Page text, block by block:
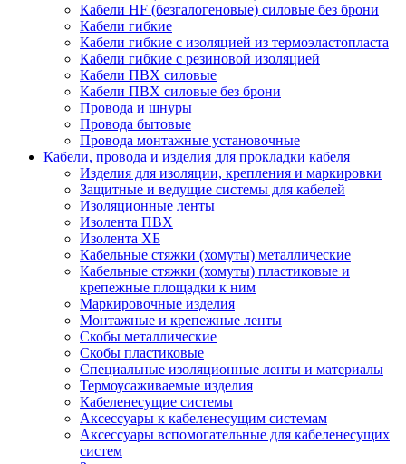
Кабели HF (безгалогеновые) силовые без брони
Кабели гибкие
Кабели гибкие с изоляцией из термоэластопласта
Кабели гибкие с резиновой изоляцией
Кабели ПВХ силовые
Кабели ПВХ силовые без брони
Провода и шнуры
Провода бытовые
Провода монтажные установочные
Кабели, провода и изделия для прокладки кабеля
Изделия для изоляции, крепления и маркировки
Защитные и ведущие системы для кабелей
Изоляционные ленты
Изолента ПВХ
Изолента ХБ
Кабельные стяжки (хомуты) металлические
Кабельные стяжки (хомуты) пластиковые и
крепежные площадки к ним
Маркировочные изделия
Монтажные и крепежные ленты
Скобы металлические
Скобы пластиковые
Специальные изоляционные ленты и материалы
Термоусаживаемые изделия
Кабеленесущие системы
Аксессуары к кабеленесущим системам
Аксессуары вспомогательные для кабеленесущих
систем